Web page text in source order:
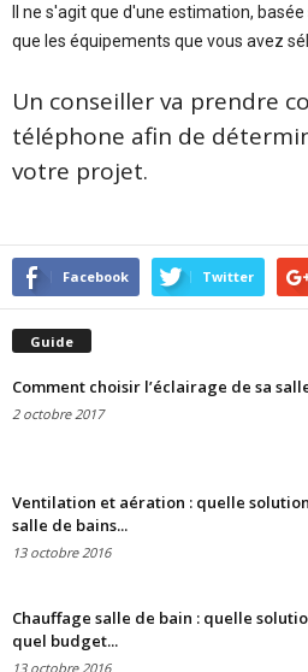
Il ne s'agit que d'une estimation,
que les équipements que vous avez
Un conseiller va prendre
téléphone afin de
votre projet.
Facebook Twitter
Guide
Comment choisir l’éclairage de sa
2 octobre 2017
Ventilation et aération : quelle
salle de bains...
13 octobre 2016
Chauffage salle de bain : quelle
quel budget...
13 octobre 2016